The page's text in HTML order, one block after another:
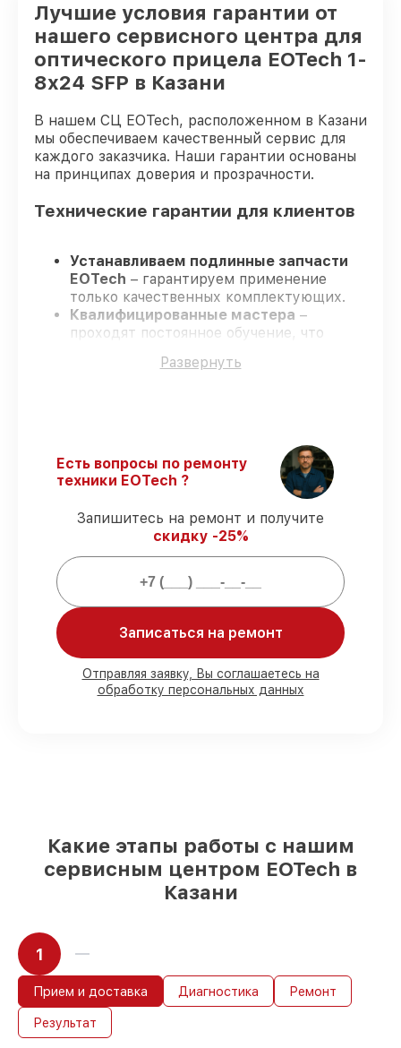
Лучшие условия гарантии от
нашего сервисного центра для
оптического прицела EOTech 1-
8x24 SFP в Казани
В нашем СЦ EOTech, расположенном в Казани
мы обеспечиваем качественный сервис для
каждого заказчика. Наши гарантии основаны
на принципах доверия и прозрачности.
Технические гарантии для клиентов
Устанавливаем подлинные запчасти
EOTech – гарантируем применение
только качественных комплектующих.
Квалифицированные мастера –
проходят постоянное обучение, что
профессионализма.
Поддержка после ремонта
– все
ремонтные услуги и комплектующие
защищены официальной гарантией
EOTech.
Мы гарантируем:
80%
присутствии
деталей EOTech имеются на складе
в Казани, остальные доставляются
быстро
Развернуть
Есть вопросы по ремонту
техники EOTech ?
Запишитесь на ремонт и получите
скидку -25%
Записаться на ремонт
Отправляя заявку, Вы соглашаетесь на
обработку персональных данных
Какие этапы работы с нашим
сервисным центром EOTech в
Казани
1
Прием и доставка Диагностика Ремонт
Результат